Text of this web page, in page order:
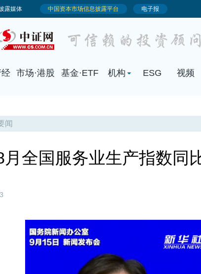
经 市场·港股 基金·ETF 机构 ESG 视频
闻
月全国服务业生产指数同